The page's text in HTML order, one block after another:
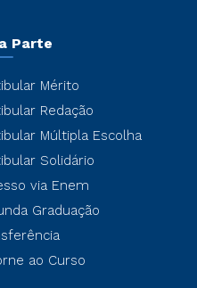
Parte
Mérito
Redação
Múltipla Escolha
Solidário
via Enem
Graduação
ao Curso